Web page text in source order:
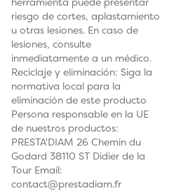
riesgo de cortes, aplastamiento
u otras lesiones. En caso de
lesiones, consulte
inmediatamente a un médico.
Reciclaje y eliminación: Siga la
normativa local para la
eliminación de este producto
Persona responsable en la UE
de nuestros productos:
PRESTA'DIAM 26 Chemin du
Godard 38110 ST Didier de la
Tour Email:
contact@prestadiam.fr